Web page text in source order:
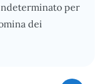
per
dei